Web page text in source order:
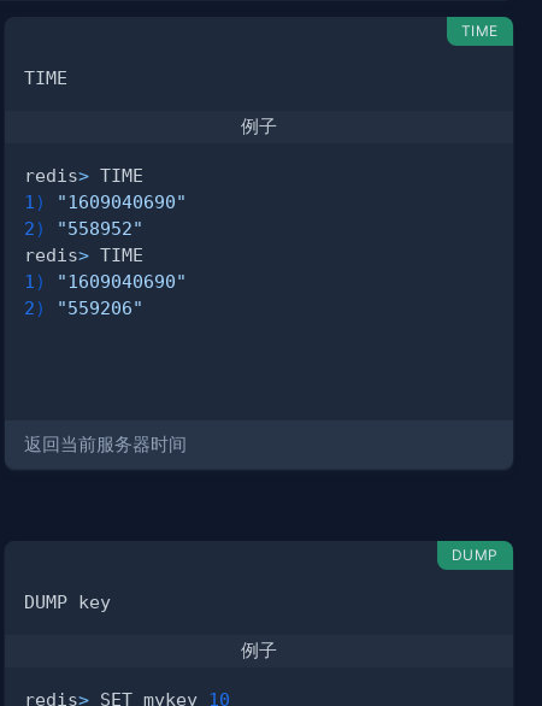
TIME
例子
redis>
1 )
"1609040690"
2)
"558952"
redis>
1 )
"1609040690"
2) "559206"
返回当前服务器时间
DUMP
例子
redis> SET mykey 10